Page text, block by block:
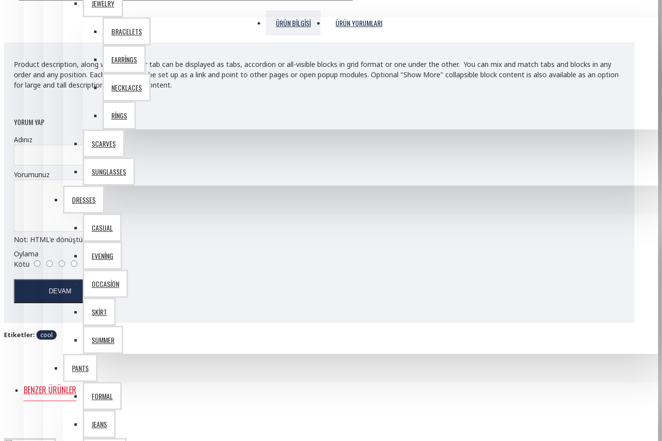
Sarah Bell
Anti-Dandruff Shampoo
Body Scrub
Gym Wear
Hydrating Face Cream
JEWELRY
BRACELETS
EARRINGS
NECKLACES
RINGS
SCARVES
SUNGLASSES
DRESSES
CASUAL
EVENING
OCCASION
SKIRT
SUMMER
PANTS
FORMAL
JEANS
ÜRÜN BILGISI ÜRÜN YORUMLARI
Product description, along with any other tab can be displayed as tabs, accordion or all-visible blocks in grid format or one under the other. You can mix and match tabs and blocks in any
order and any position. Each tab can also be set up as a link and point to other pages or open popup modules. Optional "Show More" collapsible block content is also available as an option
for large and tall descriptions or custom content.
YORUM YAP
Adınız
Yorumunuz
Not: HTML'e dönüştürülmez!
Oylama
Kötü
DEVAM
Etiketler: cool
BENZER ÜRÜNLER